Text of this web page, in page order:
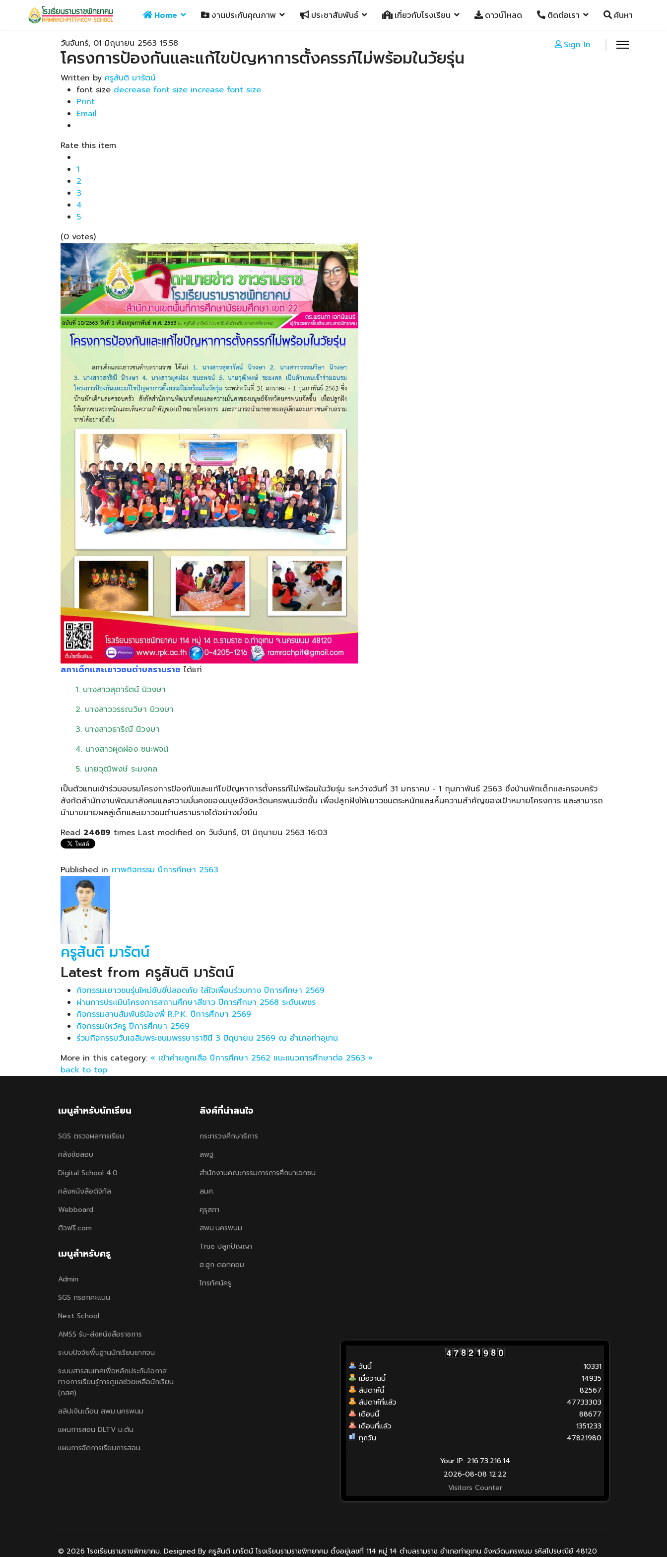
Home งานประกันคุณภาพ ประชาสัมพันธ์ เกี่ยวกับโรงเรียน ดาวน์โหลด ติดต่อเรา ค้นหา
Sign In
วันจันทร์, 01 มิถุนายน 2563 15:58
โครงการป้องกันและแก้ไขปัญหาการตั้งครรภ์ไม่พร้อมในวัยรุ่น
Written by ครูสันติ มารัตน์
font size decrease font size increase font size
Print
Email
Rate this item
1
2
3
4
5
(0 votes)
สภาเด็กและเยาวชนตำบลรามราช ได้แก่
1. นางสาวสุดารัตน์ นิวงษา
2. นางสาววรรณวิษา นิวงษา
3. นางสาวธาริณี นิวงษา
4. นางสาวผุดผ่อง ชนะพจน์
5. นายวุฒิพงษ์ ระมงคล
เป็นตัวแทนเข้าร่วมอบรมโครงการป้องกันและแก้ไขปัญหาการตั้งครรภ์ไม่พร้อมในวัยรุ่น ระหว่างวันที่ 31 มกราคม - 1 กุมภาพันธ์ 2563 ซึ่งบ้านพักเด็กและครอบครัว
สังกัดสำนักงานพัฒนาสังคมและความมั่นคงของมนุษย์จังหวัดนครพนมจัดขึ้น เพื่อปลูกฝังให้เยาวชนตระหนักและเห็นความสำคัญของเป้าหมายโครงการ และสามารถ
นำมาขยายผลสู่เด็กและเยาวชนตำบลรามราชได้อย่างยั่งยืน
Read 24689 times Last modified on วันจันทร์, 01 มิถุนายน 2563 16:03
Published in ภาพกิจกรรม ปีการศึกษา 2563
ครูสันติ มารัตน์
Latest from ครูสันติ มารัตน์
กิจกรรมเยาวชนรุ่นใหม่ขับขี่ปลอดภัย ใส่ใจเพื่อนร่วมทาง ปีการศึกษา 2569
ผ่านการประเมินโครงการสถานศึกษาสีขาว ปีการศึกษา 2568 ระดับเพชร
กิจกรรมสานสัมพันธ์น้องพี่ R.P.K. ปีการศึกษา 2569
กิจกรรมไหว้ครู ปีการศึกษา 2569
ร่วมกิจกรรมวันเฉลิมพระชนมพรรษาราชินี 3 มิถุนายน 2569 ณ อำเภอท่าอุเทน
More in this category: « เข้าค่ายลูกเสือ ปีการศึกษา 2562 แนะแนวการศึกษาต่อ 2563 »
back to top
เมนูสำหรับนักเรียน
SGS ตรวจผลการเรียน
คลังข้อสอบ
Digital School 4.0
คลังหนังสือดิจิทัล
Webboard
ติวฟรี.com
เมนูสำหรับครู
Admin
SGS กรอกคะแนน
Next School
AMSS รับ-ส่งหนังสือราชการ
ระบบปัจจัยพื้นฐานนักเรียนยากจน
ระบบสารสนเทศเพื่อหลักประกันโอกาส
ทางการเรียนรู้การดูแลช่วยเหลือนักเรียน
(กสศ)
สลิปเงินเดือน สพม.นครพนม
แผนการสอน DLTV ม.ต้น
แผนการจัดการเรียนการสอน
ลิงค์ที่น่าสนใจ
กระทรวงศึกษาธิการ
สพฐ.
สำนักงานคณะกรรมการการศึกษาเอกชน
สมศ.
คุรุสภา
สพม.นครพนม
True ปลูกปัญญา
ฮ.ฮูก ดอทคอม
โทรทัศน์ครู
วันนี้
เมื่อวานนี้
สัปดาห์นี้
สัปดาห์ที่แล้ว
เดือนนี้
เดือนที่แล้ว
ทุกวัน
10331
14935
82567
47733303
88677
1351233
47821980
Your IP: 216.73.216.14
2026-08-08 12:22
Visitors Counter
© 2026 โรงเรียนรามราชพิทยาคม. Designed By ครูสันติ มารัตน์ โรงเรียนรามราชพิทยาคม ตั้งอยู่เลขที่ 114 หมู่ 14 ตำบลรามราช อำเภอท่าอุเทน จังหวัดนครพนม รหัสไปรษณีย์ 48120